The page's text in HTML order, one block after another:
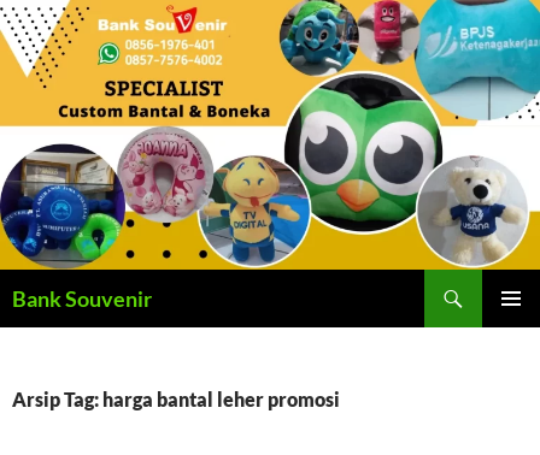
Langsung
ke
Bank Souvenir
Arsip Tag: harga bantal leher promosi